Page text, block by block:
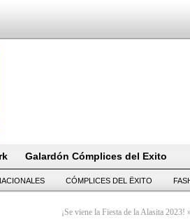
Galardón Cómplices del Exito
CÓMPLICES DEL ËXITO
¡Se viene la Fiesta de la Alasita 2023!